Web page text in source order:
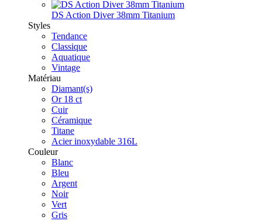
DS Action Diver 38mm Titanium
Styles
Tendance
Classique
Aquatique
Vintage
Matériau
Diamant(s)
Or 18 ct
Cuir
Céramique
Titane
Acier inoxydable 316L
Couleur
Blanc
Bleu
Argent
Noir
Vert
Gris